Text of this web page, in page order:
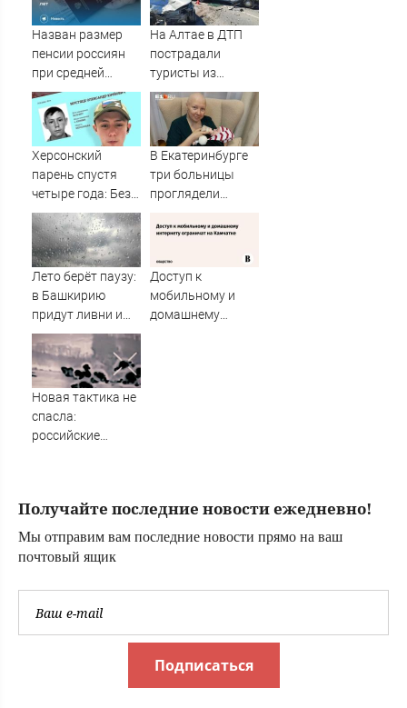
на карту
Назван размер
пенсии россиян
при средней
зарплате и стаже
30 лет
На Алтае в ДТП
пострадали
туристы из
Омской области
Херсонский
парень спустя
четыре года: Без
вести пропавший
украинский
подросток
нашелся в
Российской
армии » PolitCentr-
В Екатеринбурге
три больницы
проглядели
пациентки. После
несколько
органов
Лето берёт паузу:
в Башкирию
придут ливни и
град
Доступ к
мобильному и
домашнему
Новая тактика не
спасла:
российские
норах
Получайте последние новости ежедневно!
Мы отправим вам последние новости прямо на ваш
почтовый ящик
Подписаться